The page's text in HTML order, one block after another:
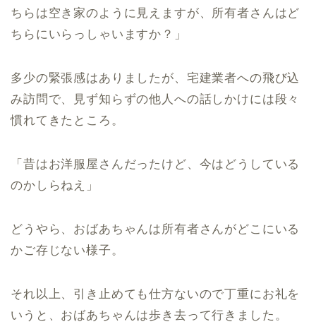
ちらは空き家のように見えますが、所有者さんはど
ちらにいらっしゃいますか？」
多少の緊張感はありましたが、宅建業者への飛び込
み訪問で、見ず知らずの他人への話しかけには段々
慣れてきたところ。
「昔はお洋服屋さんだったけど、今はどうしている
のかしらねえ」
どうやら、おばあちゃんは所有者さんがどこにいる
かご存じない様子。
それ以上、引き止めても仕方ないので丁重にお礼を
いうと、おばあちゃんは歩き去って行きました。